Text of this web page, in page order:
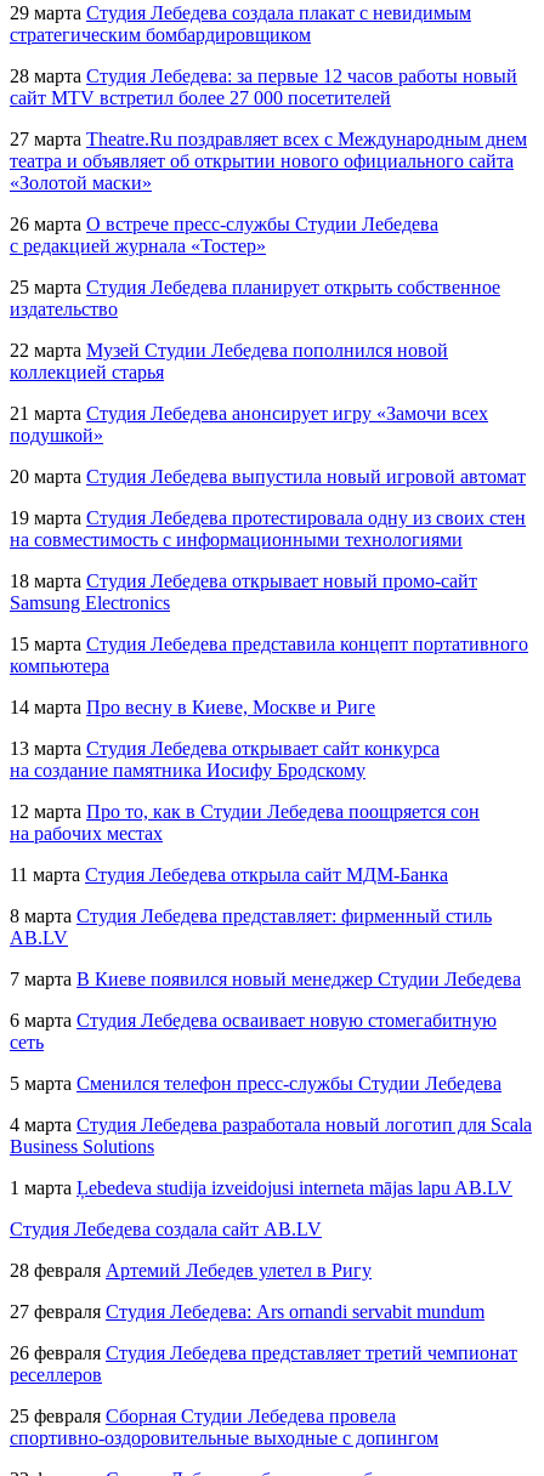
29 марта Студия Лебедева создала плакат с невидимым
стратегическим бомбардировщиком
28 марта Студия Лебедева: за первые 12 часов работы новый
сайт MTV встретил более 27 000 посетителей
27 марта Theatre.Ru поздравляет всех с Международным днем
театра и объявляет об открытии нового официального сайта
«Золотой маски»
26 марта О встрече пресс-службы Студии Лебедева
с редакцией журнала «Тостер»
25 марта Студия Лебедева планирует открыть собственное
издательство
22 марта Музей Студии Лебедева пополнился новой
коллекцией старья
21 марта Студия Лебедева анонсирует игру «Замочи всех
подушкой»
20 марта Студия Лебедева выпустила новый игровой автомат
19 марта Студия Лебедева протестировала одну из своих стен
на совместимость с информационными технологиями
18 марта Студия Лебедева открывает новый промо-сайт
Samsung Electronics
15 марта Студия Лебедева представила концепт портативного
компьютера
14 марта Про весну в Киеве, Москве и Риге
13 марта Студия Лебедева открывает сайт конкурса
на создание памятника Иосифу Бродскому
12 марта Про то, как в Студии Лебедева поощряется сон
на рабочих местах
11 марта Студия Лебедева открыла сайт МДМ-Банка
8 марта Студия Лебедева представляет: фирменный стиль
AB.LV
7 марта В Киеве появился новый менеджер Студии Лебедева
6 марта Студия Лебедева осваивает новую стомегабитную
сеть
5 марта Сменился телефон пресс-службы Студии Лебедева
4 марта Студия Лебедева разработала новый логотип для Scala
Business Solutions
1 марта Ļebedeva studija izveidojusi interneta mājas lapu AB.LV
Студия Лебедева создала сайт AB.LV
28 февраля Артемий Лебедев улетел в Ригу
27 февраля Студия Лебедева: Ars ornandi servabit mundum
26 февраля Студия Лебедева представляет третий чемпионат
реселлеров
25 февраля Сборная Студии Лебедева провела
спортивно-оздоровительные выходные с допингом